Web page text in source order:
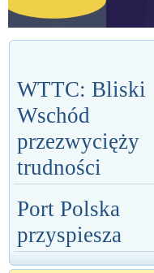
WTTC: Bliski
Wschód
przezwycięży
trudności
Port Polska
przyspiesza